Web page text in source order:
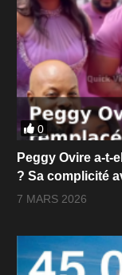
0
Peggy Ovire a-t-
? Sa complicité
7 MARS 2026